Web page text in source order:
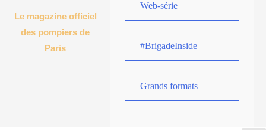
Le magazine officiel
des pompiers de
Paris
Web-série
#BrigadeInside
Grands formats